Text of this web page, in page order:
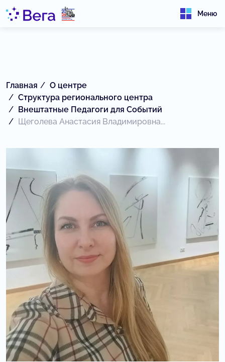
Меню
Главная
О центре
Структура регионального центра
Внештатные Педагоги для Событий
Щеголева Анастасия Владимировна...